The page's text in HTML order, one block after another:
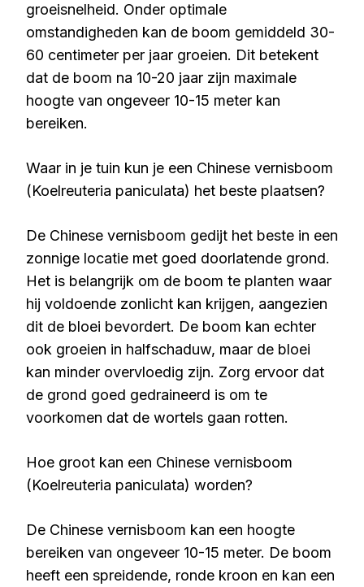
groeisnelheid. Onder optimale
omstandigheden kan de boom gemiddeld 30-
60 centimeter per jaar groeien. Dit betekent
dat de boom na 10-20 jaar zijn maximale
hoogte van ongeveer 10-15 meter kan
bereiken.
Waar in je tuin kun je een Chinese vernisboom
(Koelreuteria paniculata) het beste plaatsen?
De Chinese vernisboom gedijt het beste in een
zonnige locatie met goed doorlatende grond.
Het is belangrijk om de boom te planten waar
hij voldoende zonlicht kan krijgen, aangezien
dit de bloei bevordert. De boom kan echter
ook groeien in halfschaduw, maar de bloei
kan minder overvloedig zijn. Zorg ervoor dat
de grond goed gedraineerd is om te
voorkomen dat de wortels gaan rotten.
Hoe groot kan een Chinese vernisboom
(Koelreuteria paniculata) worden?
De Chinese vernisboom kan een hoogte
bereiken van ongeveer 10-15 meter. De boom
heeft een spreidende, ronde kroon en kan een